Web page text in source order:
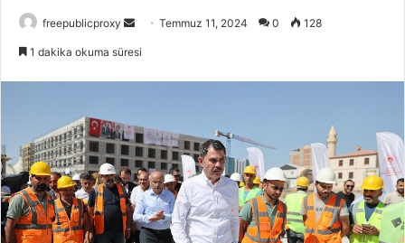
freepublicproxy
Bir
Temmuz 11, 2024 0 128
1 dakika okuma süresi